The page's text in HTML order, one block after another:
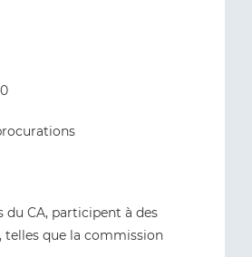
du CA, participent à des
telles que la commission